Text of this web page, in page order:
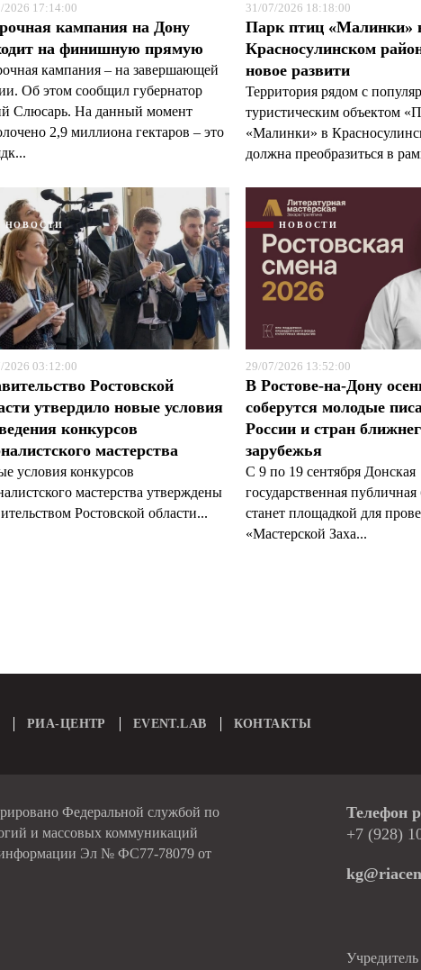
2026 17:14:00
кампания на Дону
на финишную прямую
кампания – на завершающей
Об этом сообщил губернатор
Слюсарь. На данный момент
2,9 миллиона гектаров – это
31/07/2026 18:18:00
Парк птиц «Малинки»
Красносулинском
новое развити
Территория рядом с
туристическим объектом
«Малинки» в
должна преобразиться в
НОВОСТИ
2026 03:12:00
Ростовской
утвердило новые условия
конкурсов
мастерства
условия конкурсов
мастерства утверждены
Ростовской области...
НОВОСТИ
29/07/2026 13:52:00
В Ростове-на-Дону
соберутся молодые
России и стран
зарубежья
С 9 по 19 сентября Донская
государственная публичная
станет площадкой для
«Мастерской Заха...
РИА-ЦЕНТР EVENT.LAB КОНТАКТЫ
Федеральной службой по
и массовых коммуникаций
информации Эл № ФС77-78079 от
Телефон
+7 (928)